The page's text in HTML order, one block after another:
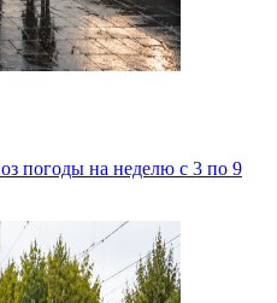
погоды на неделю с 3 по 9